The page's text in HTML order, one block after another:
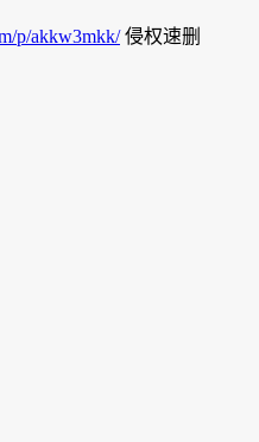
p/akkw3mkk/侵权速删